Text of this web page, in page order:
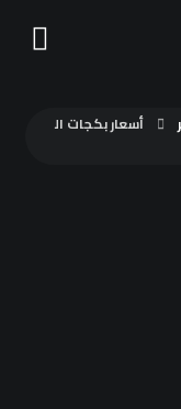
أسعار بكجات ال